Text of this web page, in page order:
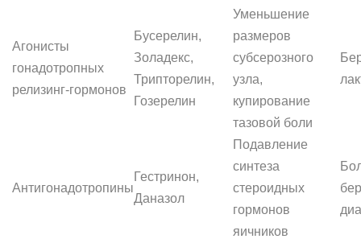
Агонисты
гонадотропных
релизинг-гормонов
Бусерелин,
Золадекс,
Трипторелин,
Гозерелин
Уменьшение
размеров
субсерозного
узла,
купирование
тазовой боли
Антигонадотропины
Гестринон,
Даназол
Подавление
синтеза
стероидных
гормонов
яичников